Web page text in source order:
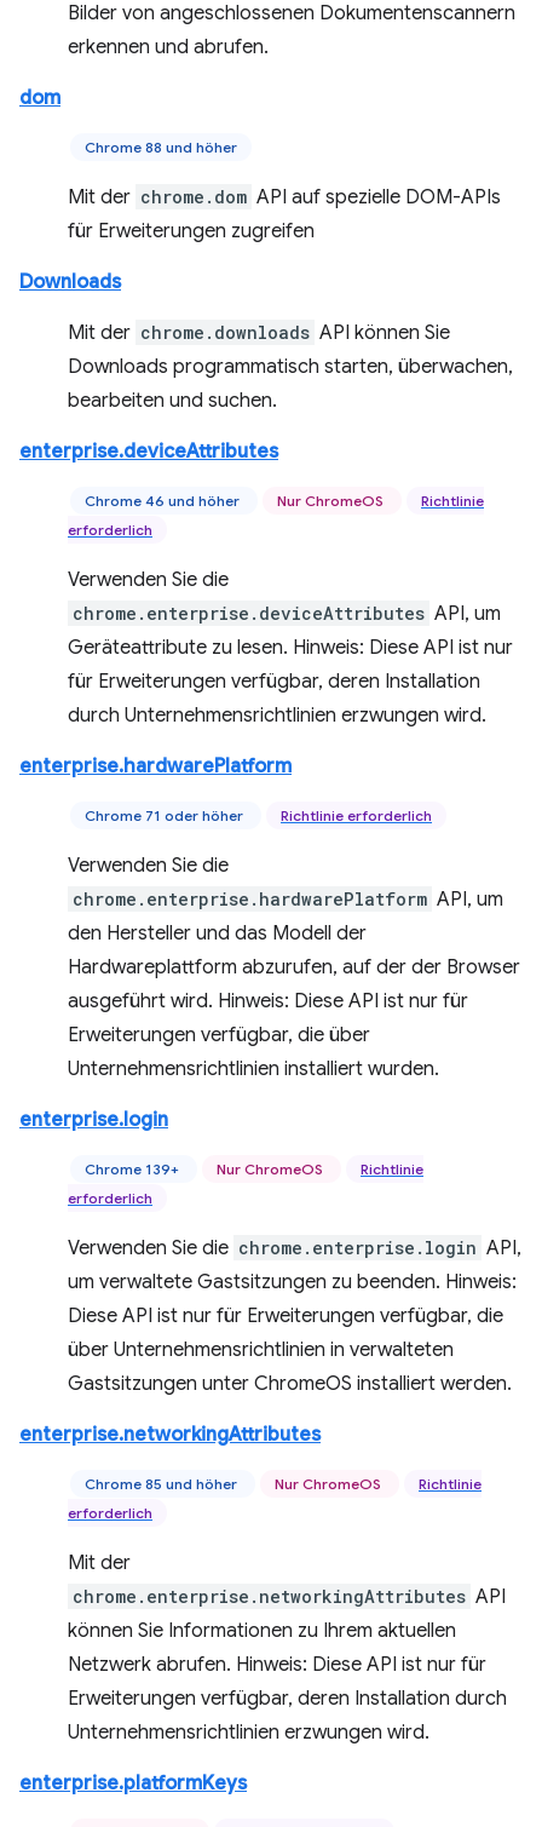
Bilder von angeschlossenen Dokumentenscannern
erkennen und abrufen.
dom
Chrome 88 und höher
Mit der chrome.dom API auf spezielle DOM-APIs
für Erweiterungen zugreifen
Downloads
Mit der chrome.downloads API können Sie
Downloads programmatisch starten, überwachen,
bearbeiten und suchen.
enterprise.deviceAttributes
Chrome 46 und höher Nur ChromeOS
Richtlinie
erforderlich
Verwenden Sie die
chrome.enterprise.deviceAttributes API, um
Geräteattribute zu lesen. Hinweis: Diese API ist nur
für Erweiterungen verfügbar, deren Installation
durch Unternehmensrichtlinien erzwungen wird.
enterprise.hardwarePlatform
Chrome 71 oder höher Richtlinie erforderlich
Verwenden Sie die
chrome.enterprise.hardwarePlatform API, um
den Hersteller und das Modell der
Hardwareplattform abzurufen, auf der der Browser
ausgeführt wird. Hinweis: Diese API ist nur für
Erweiterungen verfügbar, die über
Unternehmensrichtlinien installiert wurden.
enterprise.login
Chrome 139+ Nur ChromeOS
Richtlinie
erforderlich
Verwenden Sie die chrome.enterprise.login API,
um verwaltete Gastsitzungen zu beenden. Hinweis:
Diese API ist nur für Erweiterungen verfügbar, die
über Unternehmensrichtlinien in verwalteten
Gastsitzungen unter ChromeOS installiert werden.
enterprise.networkingAttributes
Chrome 85 und höher Nur ChromeOS
Richtlinie
erforderlich
Mit der
chrome.enterprise.networkingAttributes API
können Sie Informationen zu Ihrem aktuellen
Netzwerk abrufen. Hinweis: Diese API ist nur für
Erweiterungen verfügbar, deren Installation durch
Unternehmensrichtlinien erzwungen wird.
enterprise.platformKeys